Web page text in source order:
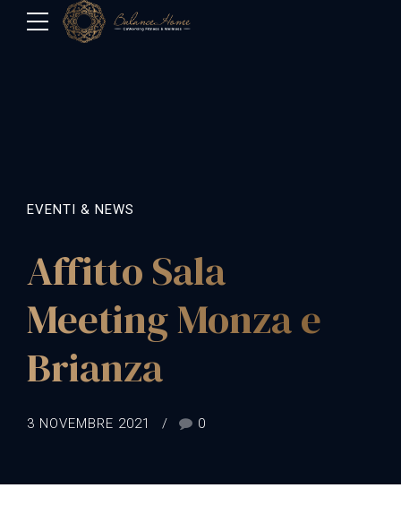
EVENTI & NEWS
Affitto Sala
Meeting Monza e
Brianza
3 NOVEMBRE 2021 0